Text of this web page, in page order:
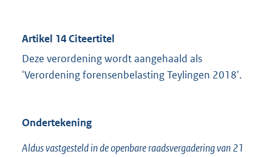
Artikel 14 Citeertitel
Deze verordening wordt aangehaald als
'Verordening forensenbelasting Teylingen 2018'.
Ondertekening
Aldus vastgesteld in de openbare raadsvergadering van 21